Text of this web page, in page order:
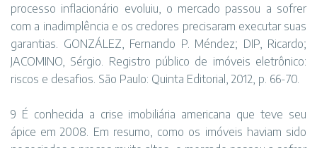
processo inflacionário evoluiu, o mercado passou a sofrer
com a inadimplência e os credores precisaram executar suas
garantias. GONZÁLEZ, Fernando P. Méndez; DIP, Ricardo;
JACOMINO, Sérgio. Registro público de imóveis eletrônico:
riscos e desafios. São Paulo: Quinta Editorial, 2012, p. 66-70.
9 É conhecida a crise imobiliária americana que teve seu
ápice em 2008. Em resumo, como os imóveis haviam sido